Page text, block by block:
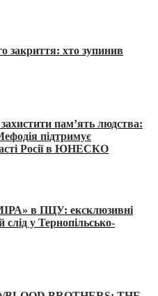
закриття: хто зупинив
пам’ять людства:
підтримує
Росії в ЮНЕСКО
в ПЦУ: ексклюзивні
слід у Тернопільсько-